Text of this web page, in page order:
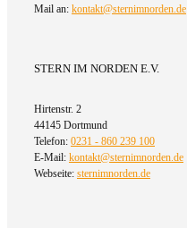
Mail an: kontakt@sternimnorden.de
STERN IM NORDEN E.V.
Hirtenstr. 2
44145 Dortmund
Telefon: 0231 - 860 239 100
E-Mail: kontakt@sternimnorden.de
Webseite: sternimnorden.de